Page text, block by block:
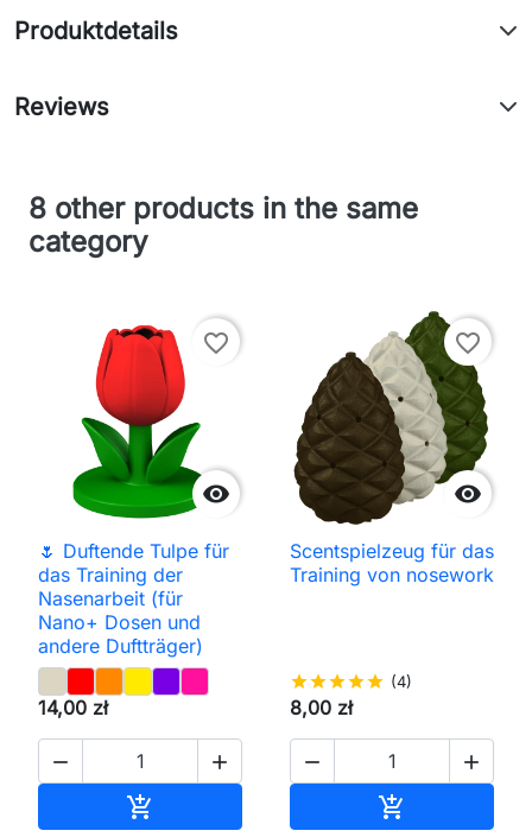
Produktdetails
Reviews
8 other products in the same
category

favorite_border
🌷 Duftende Tulpe für
das Training der
Nasenarbeit (für
Nano+ Dosen und
andere Duftträger)
14,00 zł
 


favorite_border
Scentspielzeug für das
Training von nosework
starstarstarstarstar (4)
8,00 zł
 
